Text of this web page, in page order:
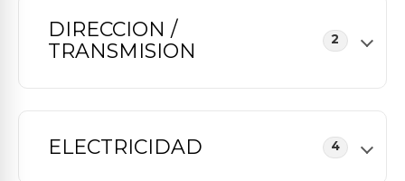
DIRECCION /
TRANSMISION
2
ELECTRICIDAD 4